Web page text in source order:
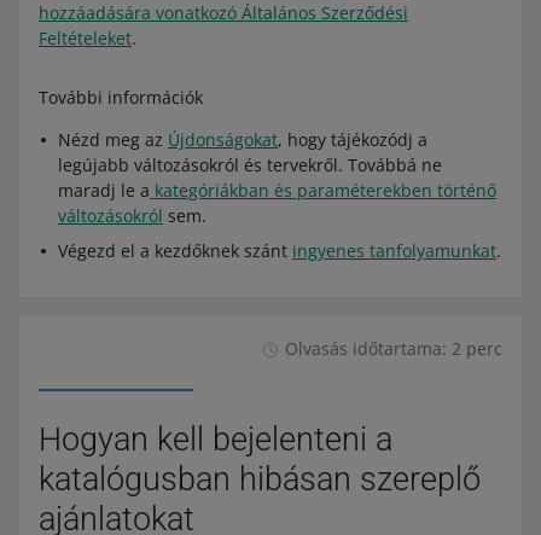
hozzáadására vonatkozó Általános Szerződési
Feltételeket.
További információk
Nézd meg az Újdonságokat, hogy tájékozódj a
legújabb változásokról és tervekről. Továbbá ne
maradj le a kategóriákban és paraméterekben történő
változásokról sem.
Végezd el a kezdőknek szánt ingyenes tanfolyamunkat.
Olvasás időtartama: 2 perc
Hogyan kell bejelenteni a
katalógusban hibásan szereplő
ajánlatokat